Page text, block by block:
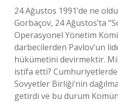
24 Ağustos 1991’de ne
Gorbaçov, 24 Ağustos’ta
Operasyonel Yönetim
darbecilerden Pavlov’un
hükümetini devirmektir.
istifa etti?
Sovyetler Birliği’nin
getirdi ve bu durum